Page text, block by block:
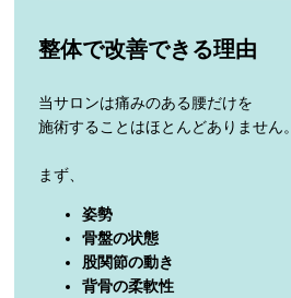
整体で改善できる理由
当サロンは痛みのある腰だけを
施術することはほとんどありません。
まず、
姿勢
骨盤の状態
股関節の動き
背骨の柔軟性